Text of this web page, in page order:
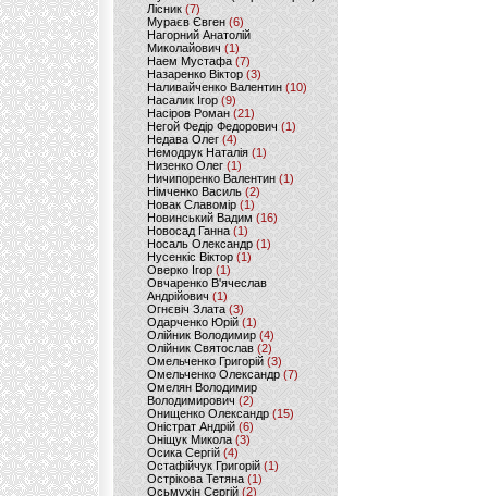
Лісник (7)
Мураєв Євген(6)
Нагорний Анатолій
Миколайович (1)
Наем Мустафа (7)
Назаренко Віктор (3)
Наливайченко Валентин (10)
Насалик Ігор(9)
Насіров Роман (21)
Негой Федір Федорович(1)
Недава Олег(4)
Немодрук Наталія(1)
Низенко Олег (1)
Ничипоренко Валентин (1)
Німченко Василь (2)
Новак Славомір (1)
Новинський Вадим (16)
Новосад Ганна (1)
Носаль Олександр (1)
Нусенкіс Віктор (1)
Оверко Ігор (1)
Овчаренко В'ячеслав
Андрійович(1)
Огнєвіч Злата (3)
Одарченко Юрій(1)
Олійник Володимир (4)
Олійник Святослав (2)
Омельченко Григорій (3)
Омельченко Олександр(7)
Омелян Володимир
Володимирович (2)
Онищенко Олександр (15)
Оністрат Андрій (6)
Оніщук Микола (3)
Осика Сергій(4)
Остафійчук Григорій(1)
Острікова Тетяна (1)
Осьмухін Сергій (2)